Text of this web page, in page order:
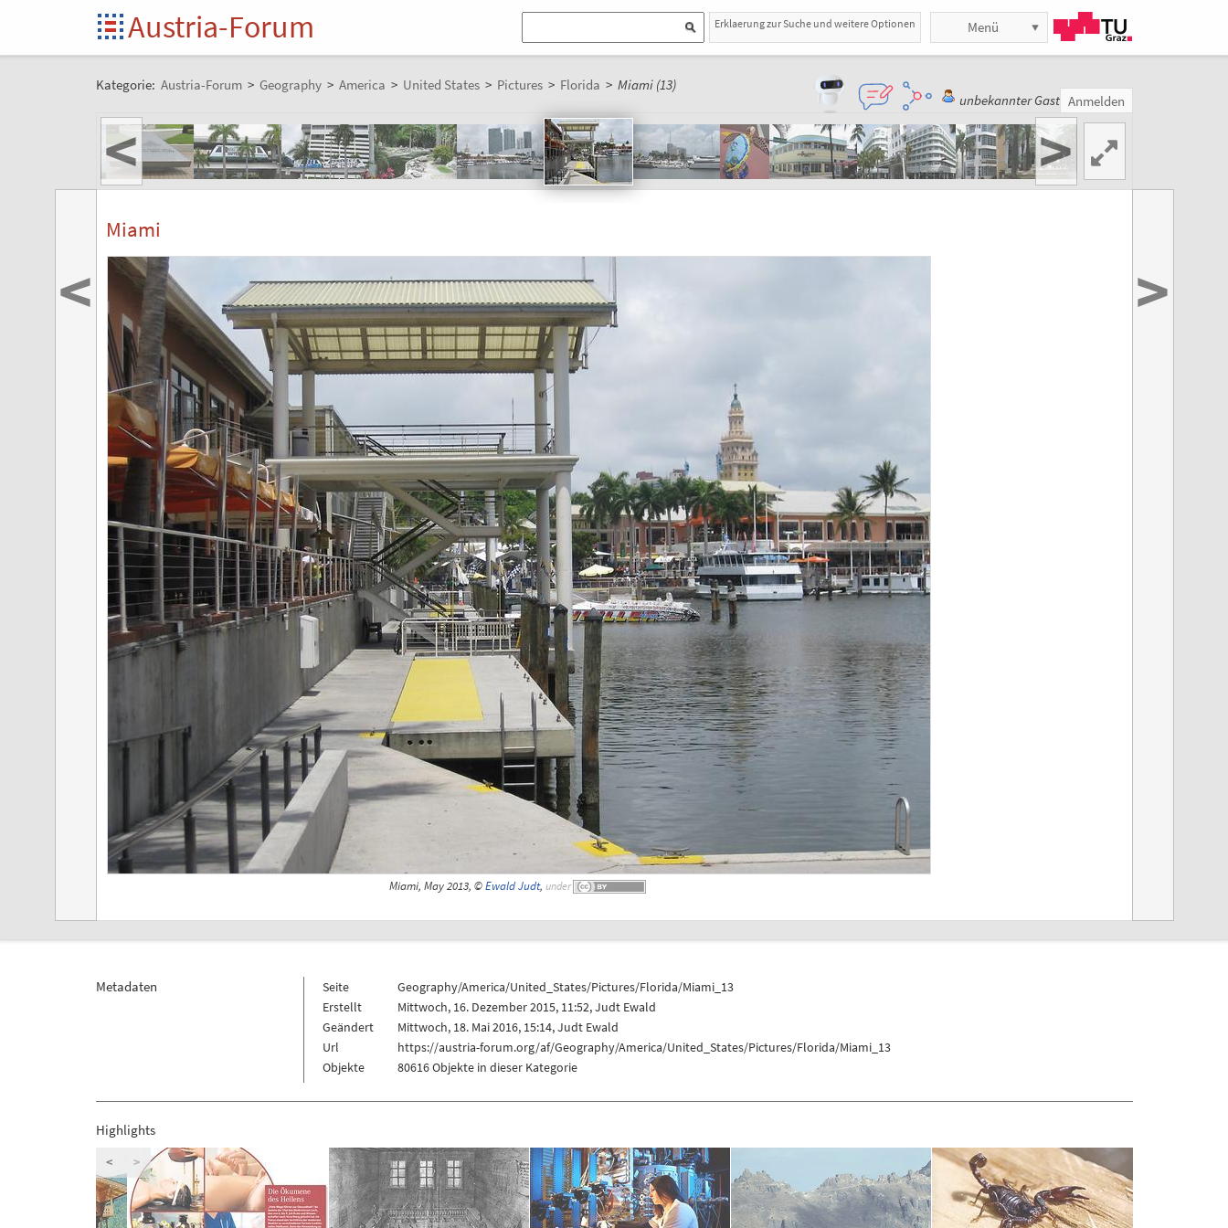
Austria-Forum Erklaerung zur Suche und weitere Optionen Menü
Kategorie: Austria-Forum > Geography > America > United States > Pictures > Florida > Miami (13)
unbekannter Gast Anmelden
< >
Miami
Miami, May 2013, ©Ewald Judt, under
< >
Metadaten Seite
Geography/America/United_States/Pictures/Florida/Miami_13
Erstellt
Mittwoch, 16. Dezember 2015, 11:52,Judt Ewald
Geändert
Mittwoch, 18. Mai 2016, 15:14,Judt Ewald
Url
https://austria-forum.org/af/Geography/America/United_States/Pictures/Florida/Miami_13
Objekte
80616 Objekte in dieser Kategorie
Highlights
< >